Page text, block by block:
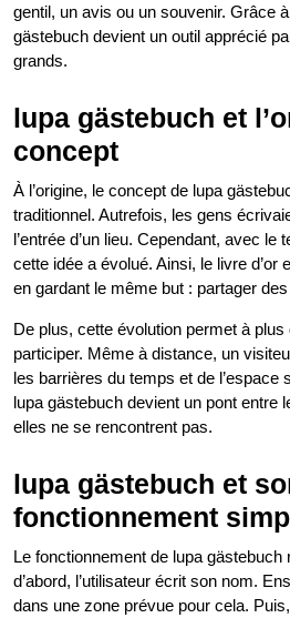
gentil, un avis ou un souvenir. Grâce
gästebuch devient un outil apprécié
grands.
lupa gästebuch et
concept
À l’origine, le concept de lupa
traditionnel. Autrefois, les gens
l’entrée d’un lieu. Cependant, avec le
cette idée a évolué. Ainsi, le livre d’or
en gardant le même but : partager
De plus, cette évolution permet à
participer. Même à distance, un
les barrières du temps et de l’espace
lupa gästebuch devient un pont entre
elles ne se rencontrent pas.
lupa gästebuch et
fonctionnement
Le fonctionnement de lupa gästebuch
d’abord, l’utilisateur écrit son nom.
dans une zone prévue pour cela.